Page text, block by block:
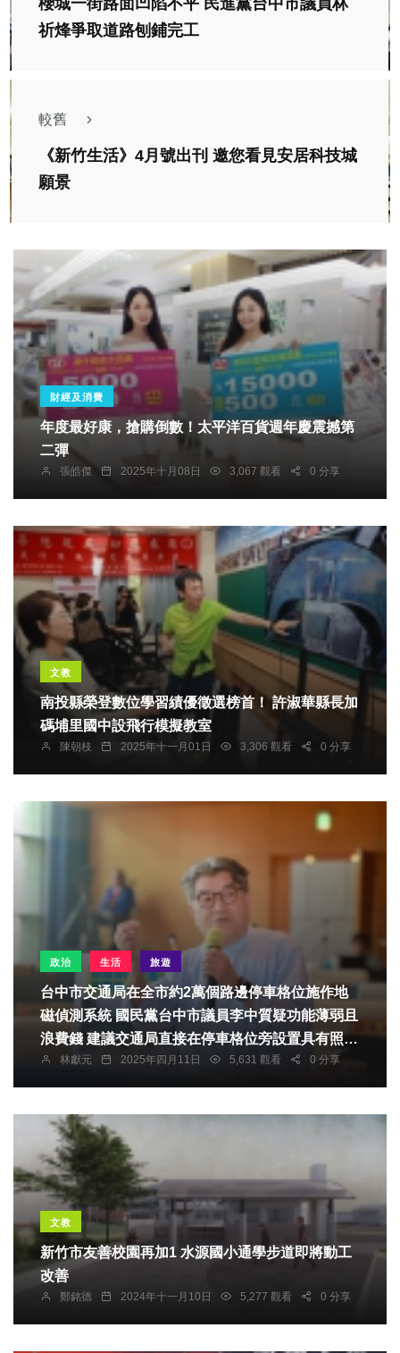
櫻城一街路面凹陷不平 民進黨台中市議員林
祈烽爭取道路刨鋪完工
較舊
《新竹生活》4月號出刊 邀您看見安居科技城
願景
財經及消費
年度最好康，搶購倒數！太平洋百貨週年慶震撼第
二彈
張皓傑 2025年十月08日 3,067 觀看 0 分享
文教
南投縣榮登數位學習績優徵選榜首！ 許淑華縣長加
碼埔里國中設飛行模擬教室
陳朝枝 2025年十一月01日 3,306 觀看 0 分享
政治 生活 旅遊
台中市交通局在全市約2萬個路邊停車格位施作地
磁偵測系統 國民黨台中市議員李中質疑功能薄弱且
浪費錢 建議交通局直接在停車格位旁設置具有照相
功能的AVI系統 民眾停放取車時可直接掃描QR
Code繳費
林獻元 2025年四月11日 5,631 觀看 0 分享
文教
新竹市友善校園再加1 水源國小通學步道即將動工
改善
鄭銘德 2024年十一月10日 5,277 觀看 0 分享